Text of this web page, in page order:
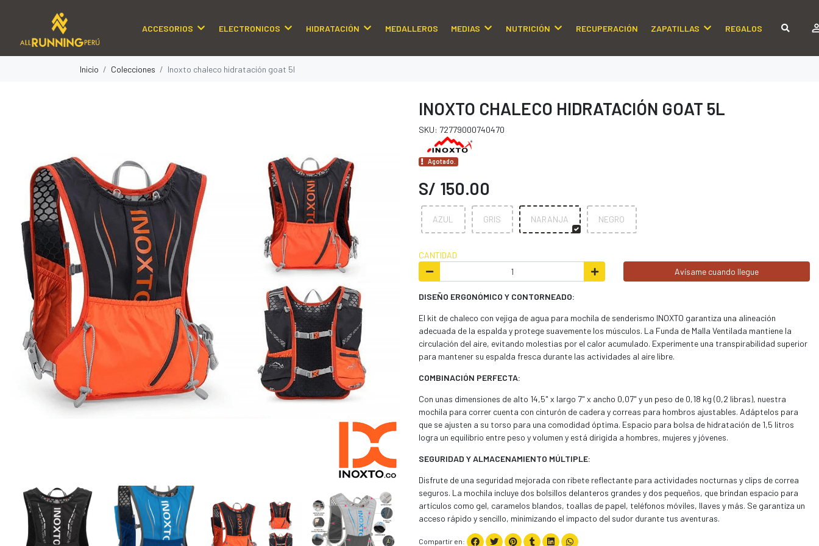
ACCESORIOS ELECTRONICOS HIDRATACIÓN MEDALLEROS MEDIAS NUTRICIÓN RECUPERACIÓN ZAPATILLAS REGALOS
Inicio Colecciones Inoxto chaleco hidratación goat 5l
INOXTO CHALECO HIDRATACIÓN GOAT 5L
SKU: 72779000740470
Agotado.
S/ 150.00
AZUL GRIS NARANJA NEGRO
CANTIDAD
Avísame cuando llegue
DISEÑO ERGONÓMICO Y CONTORNEADO:
El kit de chaleco con vejiga de agua para mochila de senderismo INOXTO garantiza una alineación
adecuada de la espalda y protege suavemente los músculos. La Funda de Malla Ventilada mantiene la
circulación del aire, evitando molestias por el calor acumulado. Experimente una transpirabilidad superior
para mantener su espalda fresca durante las actividades al aire libre.
COMBINACIÓN PERFECTA:
Con unas dimensiones de alto 14,5" x largo 7" x ancho 0,07" y un peso de 0,18 kg (0,2 libras), nuestra
mochila para correr cuenta con cinturón de cadera y correas para hombros ajustables. Adáptelos para
que se ajusten a su torso para una comodidad óptima. Espacio para bolsa de hidratación de 1,5 litros
logra un equilibrio entre peso y volumen y está dirigida a hombres, mujeres y jóvenes.
SEGURIDAD Y ALMACENAMIENTO MÚLTIPLE:
Disfrute de una seguridad mejorada con ribete reflectante para actividades nocturnas y clips de correa
seguros. La mochila incluye dos bolsillos delanteros grandes y dos pequeños, que brindan espacio para
artículos como gel, caramelos blandos, toallas de papel, teléfonos móviles, llaves y más. Se garantiza un
acceso rápido y sencillo, minimizando el impacto del sudor durante tus aventuras.
Compartir en: